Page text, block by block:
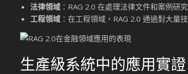
法律領域 ：RAG 2.0 在處理法律文件和案例研
工程領域 ：在工程領域，RAG 2.0 通過對大量
生產級系統中的應用實證